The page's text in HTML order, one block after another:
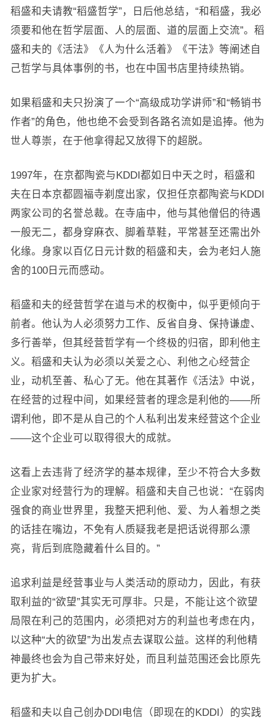
稻盛和夫请教“稻盛哲学”，日后他总结，“和稻盛，我必
须要和他在哲学层面、人的层面、道的层面上交流”。稻
盛和夫的《活法》《人为什么活着》《干法》等阐述自
己哲学与具体事例的书，也在中国书店里持续热销。
如果稻盛和夫只扮演了一个“高级成功学讲师”和“畅销书
作者”的角色，他也绝不会受到各路名流如是追捧。他为
世人尊崇，在于他拿得起又放得下的超脱。
1997年，在京都陶瓷与KDDI都如日中天之时，稻盛和
夫在日本京都圆福寺剃度出家，仅担任京都陶瓷与KDDI
两家公司的名誉总裁。在寺庙中，他与其他僧侣的待遇
一般无二，都身穿麻衣、脚着草鞋，平常甚至还需出外
化缘。身家以百亿日元计数的稻盛和夫，会为老妇人施
舍的100日元而感动。
稻盛和夫的经营哲学在道与术的权衡中，似乎更倾向于
前者。他认为人必须努力工作、反省自身、保持谦虚、
多行善举，但其经营哲学有一个终极的归宿，即利他主
义。稻盛和夫认为必须以关爱之心、利他之心经营企
业，动机至善、私心了无。他在其著作《活法》中说，
在经营的过程中间，如果经营者的理念是利他的——所
谓利他，即不是从自己的个人私利出发来经营这个企业
——这个企业可以取得很大的成就。
这看上去违背了经济学的基本规律，至少不符合大多数
企业家对经营行为的理解。稻盛和夫自己也说：“在弱肉
强食的商业世界里，我整天把利他、爱、为人着想之类
的话挂在嘴边，不免有人质疑我老是把话说得那么漂
亮，背后到底隐藏着什么目的。”
追求利益是经营事业与人类活动的原动力，因此，有获
取利益的“欲望”其实无可厚非。只是，不能让这个欲望
局限在利己的范围内，必须把对方的利益也考虑在内，
以这种“大的欲望”为出发点去谋取公益。这样的利他精
神最终也会为自己带来好处，而且利益范围还会比原先
更为扩大。
稻盛和夫以自己创办DDI电信（即现在的KDDI）的实践